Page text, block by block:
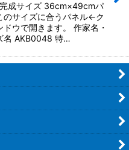
成サイズ 36cm×49cmパ
のサイズに合うパネル←ク
ウで開きます。 作家名・
名 AKB0048 特…